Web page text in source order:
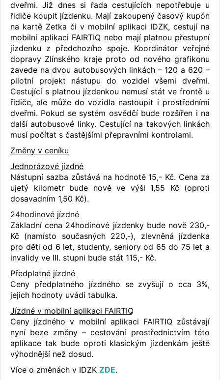
dveřmi. Již dnes si řada cestujících nepotřebuje u
řidiče koupit jízdenku. Mají zakoupený časový kupón
na kartě Zetka či v mobilní aplikaci IDZK, cestují na
mobilní aplikaci FAIRTIQ nebo mají platnou přestupní
jízdenku z předchozího spoje. Koordinátor veřejné
dopravy Zlínského kraje proto od nového grafikonu
zavede na dvou autobusových linkách – 120 a 620 –
pilotní projekt nástupu do vozidel všemi dveřmi.
Cestující s platnou jízdenkou nemusí stát ve frontě u
řidiče, ale může do vozidla nastoupit i prostředními
dveřmi. Pokud se systém osvědčí bude rozšířen i na
další autobusové linky. Cestující na takových linkách
musí počítat s častějšími přepravními kontrolami.
Změny v ceníku
Jednorázové jízdné
Nástupní sazba zůstává na hodnotě 15,- Kč. Cena za
ujetý kilometr bude nově ve výši 1,55 Kč (oproti
dosavadním 1,50 Kč).
24hodinové jízdné
Základní cena 24hodinové jízdenky bude nově 230,-
Kč (namísto současných 220,-), zlevněná jízdenka
pro děti od 6 let, studenty, seniory od 65 do 75 let a
invalidy ve III. stupni bude stát 115,- Kč.
Předplatné jízdné
Ceny předplatného jízdného se zvyšují o cca 3%,
jejich hodnoty uvádí tabulka.
Jízdné v mobilní aplikaci FAIRTIQ
Ceny jízdného v mobilní aplikaci FAIRTIQ zůstávají
nyní beze změny – cestování prostřednictvím této
aplikace tak bude oproti klasickým jízdenkám ještě
výhodnější než dosud.
Více o změnách v IDZK ZDE.